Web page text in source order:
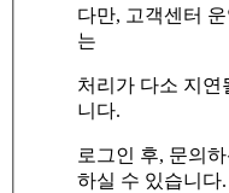
다만, 고객센터 운
는
처리가 다소 지연
니다.
로그인 후, 문의
하실 수 있습니다.